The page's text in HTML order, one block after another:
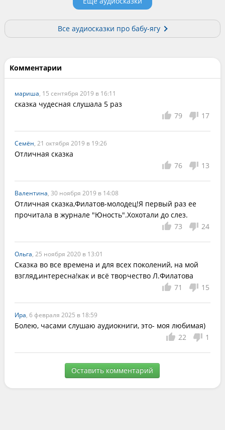
Все аудиосказки про бабу-ягу
Комментарии
мариша, 15 сентября 2019 в 16:11
сказка чудесная слушала 5 раз
79
17
Семён, 21 октября 2019 в 19:26
Отличная сказка
76
13
Валентина, 30 ноября 2019 в 14:08
Отличная сказка,Филатов-молодец!Я первый раз ее
прочитала в журнале "Юность".Хохотали до слез.
73
24
Ольга, 25 ноября 2020 в 13:01
Сказка во все времена и для всех поколений, на мой
взгляд,интересна!как и всё творчество Л.Филатова
71
15
Ира, 6 февраля 2025 в 18:59
Болею, часами слушаю аудиокниги, это- моя любимая)
22
1
Оставить комментарий